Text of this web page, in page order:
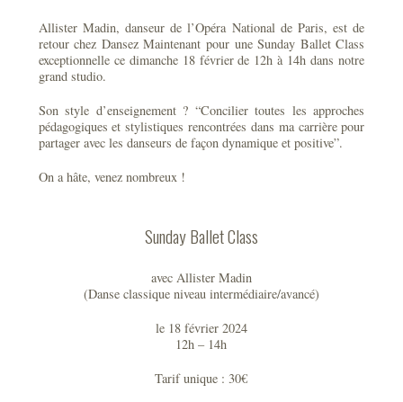
Allister Madin, danseur de l’Opéra National de Paris, est de
retour chez Dansez Maintenant pour une Sunday Ballet Class
exceptionnelle ce dimanche 18 février de 12h à 14h dans notre
grand studio.
Son style d’enseignement ? “Concilier toutes les approches
pédagogiques et stylistiques rencontrées dans ma carrière pour
partager avec les danseurs de façon dynamique et positive”.
On a hâte, venez nombreux !
Sunday Ballet Class
avec Allister Madin
(Danse classique niveau intermédiaire/avancé)
le 18 février 2024
12h – 14h
Tarif unique : 30€